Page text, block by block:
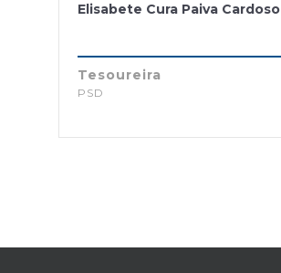
Elisabete Cura Paiva Cardoso
Tesoureira
PSD